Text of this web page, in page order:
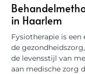
in Haarlem
Fysiotherapie is
de
de levensstijl van
aan medische zorg